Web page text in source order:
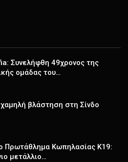
Συνελήφθη 49χρονος της
ομάδας του…
βλάστηση στη Σίνδο
Πρωτάθλημα Κωπηλασίας Κ19:
μετάλλιο…